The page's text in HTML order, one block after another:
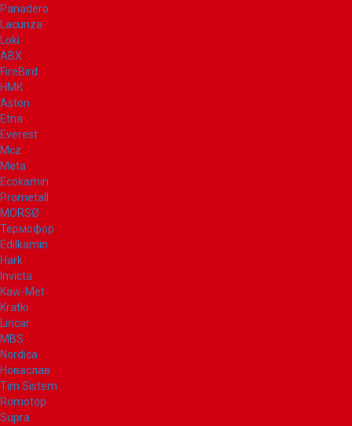
Panadero
Lacunza
Loki
ABX
FireBird
НМК
Aston
Etna
Everest
Mcz
Meta
Ecokamin
Prometall
MORSØ
Термофор
Edilkamin
Hark
Invicta
Kaw-Met
Kratki
Lincar
MBS
Nordica
Новаслав
Tim Sistem
Romotop
Supra